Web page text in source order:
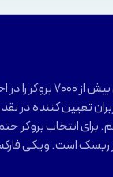
ویکی فارکس، نقد و
تعیین کننده در
انتخاب بروکر
ریسک است. ویکی